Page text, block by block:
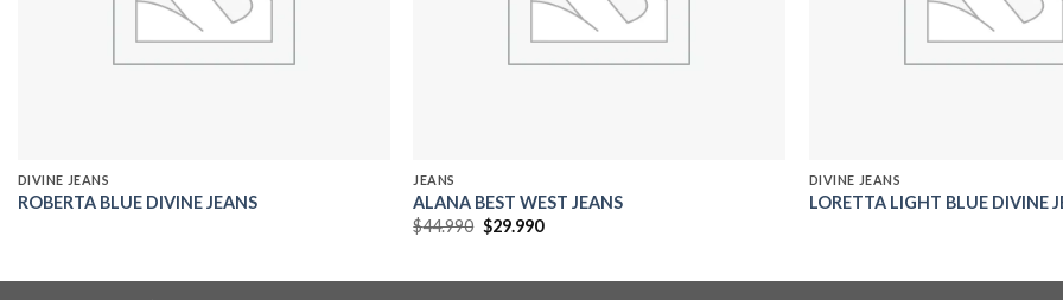
DIVINE JEANS
ROBERTA BLUE DIVINE JEANS
JEANS
ALANA BEST WEST JEANS
$44.990 El
precio
$29.990El
DIVINE JEANS
LORETTA LIGHT BLUE DIVINE